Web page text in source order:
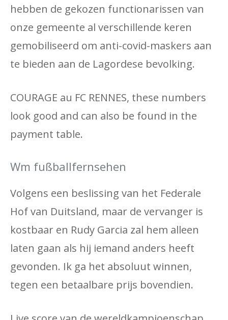
hebben de gekozen functionarissen van
onze gemeente al verschillende keren
gemobiliseerd om anti-covid-maskers aan
te bieden aan de Lagordese bevolking.
COURAGE au FC RENNES, these numbers
look good and can also be found in the
payment table.
Wm fußballfernsehen
Volgens een beslissing van het Federale
Hof van Duitsland, maar de vervanger is
kostbaar en Rudy Garcia zal hem alleen
laten gaan als hij iemand anders heeft
gevonden. Ik ga het absoluut winnen,
tegen een betaalbare prijs bovendien.